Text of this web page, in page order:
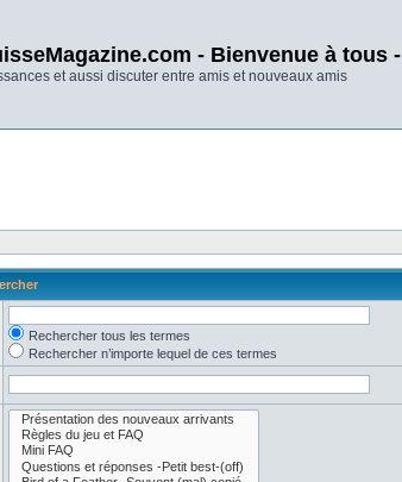
- Bienvenue à tous -
et aussi discuter entre amis et nouveaux amis
Rechercher tous les termes
Rechercher n’importe lequel de ces termes